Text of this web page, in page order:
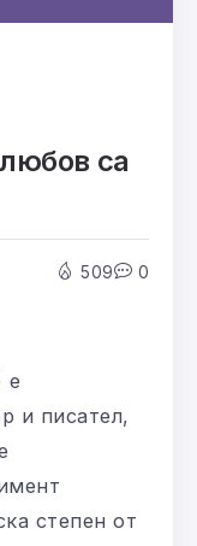
са
509 0
е
и писател,
степен от